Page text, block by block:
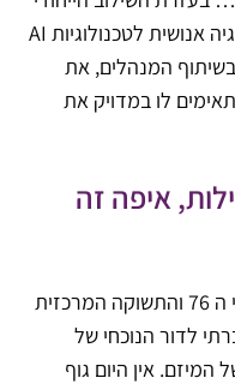
של קבוצת פילת – חיבור בין פסיכולוגיה אנושית לטכנולוגיות AI
המנהלים, את
לו במדויק את
איפה זה
"בעוד חודש אני חוגג את יום הולדתי ה 76 והתשוקה המרכזית
לדור הנוכחי של
אין היום גוף